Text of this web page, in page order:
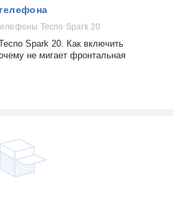
Tecno Spark 20
Spark 20. Как включить
не мигает фронтальная